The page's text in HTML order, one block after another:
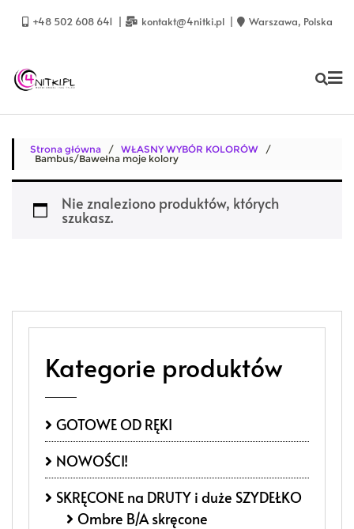
+48 502 608 641 kontakt@4nitki.pl Warszawa, Polska
Strona główna / WŁASNY WYBÓR KOLORÓW /
Bambus/Bawełna moje kolory
Nie znaleziono produktów, których
szukasz.
Kategorie produktów
GOTOWE OD RĘKI
NOWOŚCI!
SKRĘCONE na DRUTY i duże SZYDEŁKO
Ombre B/A skręcone